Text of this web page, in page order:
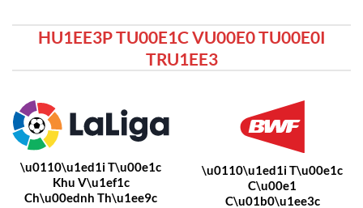
HU1EE3P TU00E1C VU00E0 TU00E0I
TRU1EE3
\u0110\u1ed1i T\u00e1c
Khu V\u1ef1c
Ch\u00ednh Th\u1ee9c
\u0110\u1ed1i T\u00e1c
C\u00e1
C\u01b0\u1ee3c